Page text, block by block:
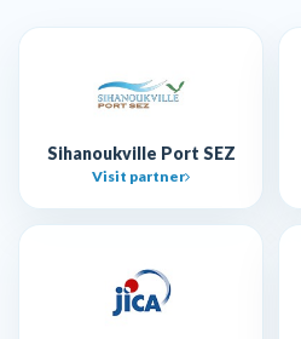
Sihanoukville Port SEZ
Visit partner